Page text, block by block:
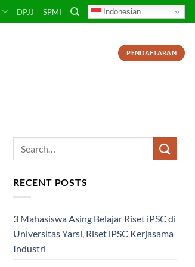
DPJJ SPMI Indonesian
PENDAFTARAN
RECENT POSTS
3 Mahasiswa Asing Belajar Riset iPSC di
Universitas Yarsi, Riset iPSC Kerjasama
Industri